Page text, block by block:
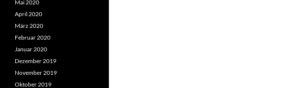
Mai 2020
April 2020
März 2020
Februar 2020
Januar 2020
Dezember 2019
November 2019
Oktober 2019